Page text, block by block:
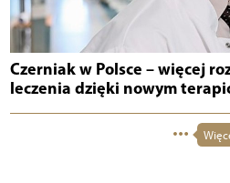
Czerniak w Polsce – więcej
leczenia dzięki nowym